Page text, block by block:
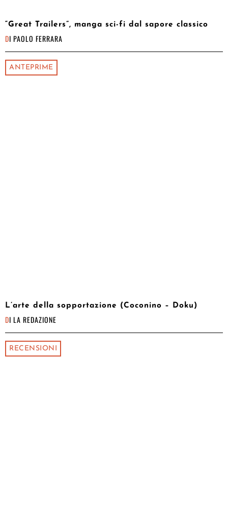
“Great Trailers”, manga sci-fi dal sapore classico
DI PAOLO FERRARA
ANTEPRIME
L’arte della sopportazione (Coconino – Doku)
DI LA REDAZIONE
RECENSIONI